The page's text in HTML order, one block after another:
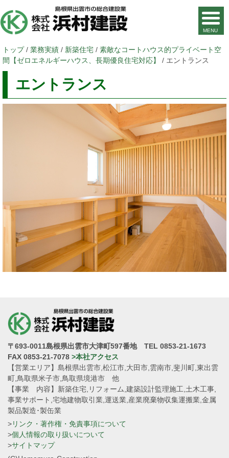
現
在
の
トップ/ 業務実績 / 新築住宅 / 素敵なコートハウス的プライベート空
間【ゼロエネルギーハウス、長期優良住宅対応】
/ エントランス
エントランス
〒693-0011島根県出雲市大津町597番地 TEL 0853-21-1673
FAX 0853-21-7078 >本社アクセス
【営業エリア】島根県出雲市,松江市,大田市,雲南市,斐川町,東出雲
町,鳥取県米子市,鳥取県境港市 他
【事業 内容】新築住宅,リフォーム,建築設計監理施工,土木工事,
事業サポート,宅地建物取引業,運送業,産業廃棄物収集運搬業,金属
製品製造･製缶業
>リンク・著作権・免責事項について
>個人情報の取り扱いについて
>サイトマップ